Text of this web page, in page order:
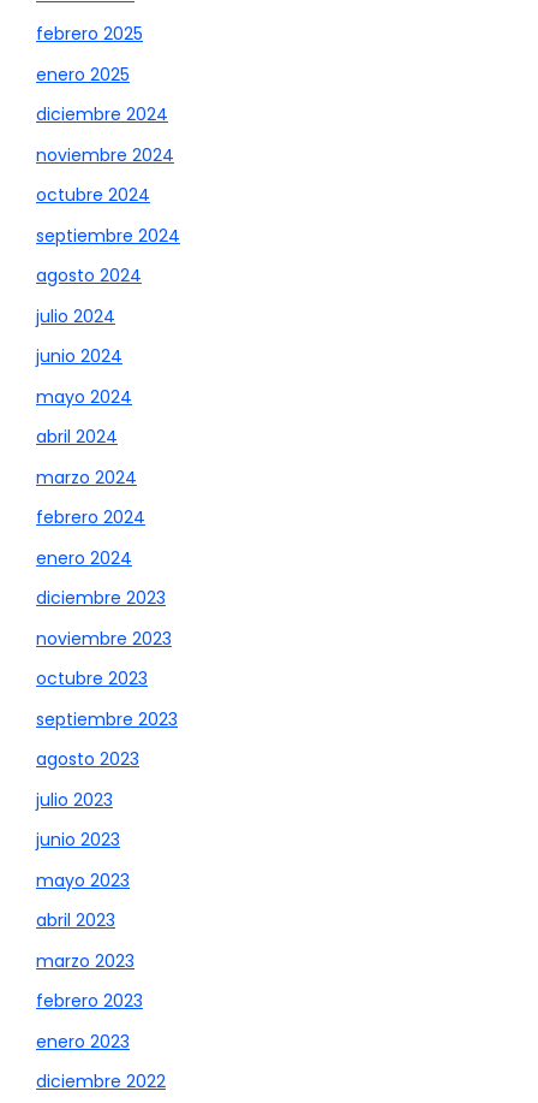
febrero 2025
enero 2025
diciembre 2024
noviembre 2024
octubre 2024
septiembre 2024
agosto 2024
julio 2024
junio 2024
mayo 2024
abril 2024
marzo 2024
febrero 2024
enero 2024
diciembre 2023
noviembre 2023
octubre 2023
septiembre 2023
agosto 2023
julio 2023
junio 2023
mayo 2023
abril 2023
marzo 2023
febrero 2023
enero 2023
diciembre 2022